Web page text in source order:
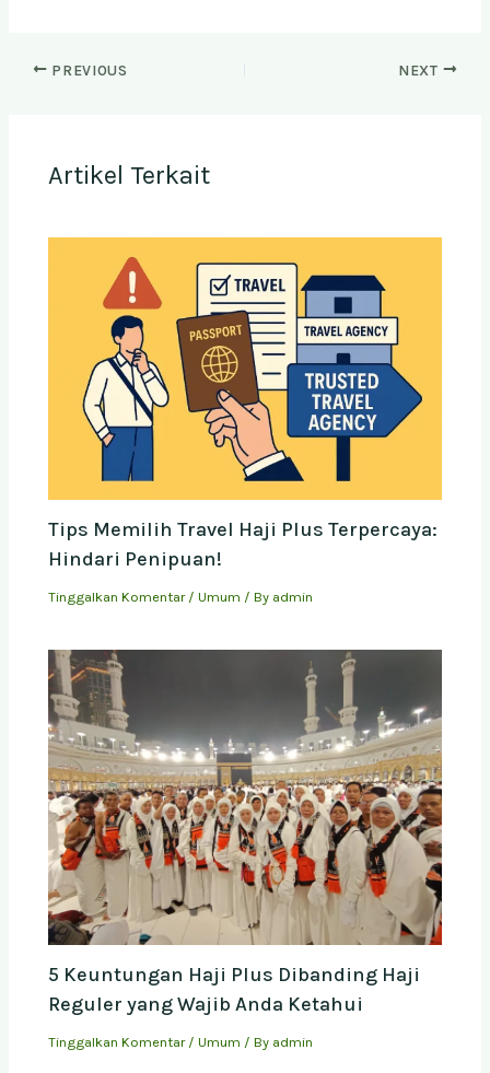
PREVIOUS NEXT
Artikel Terkait
Tips Memilih Travel Haji Plus Terpercaya:
Hindari Penipuan!
Tinggalkan Komentar /Umum / By admin
5 Keuntungan Haji Plus Dibanding Haji
Reguler yang Wajib Anda Ketahui
Tinggalkan Komentar /Umum / By admin